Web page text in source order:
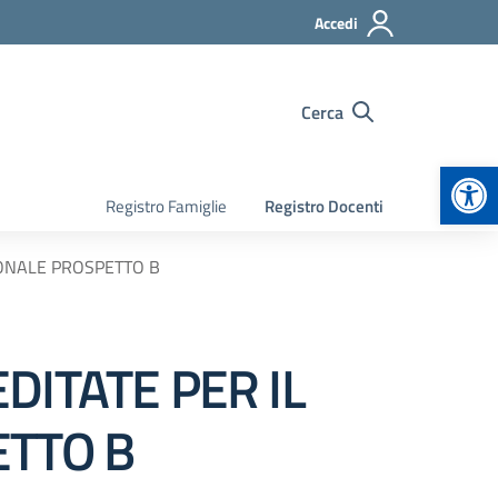
Accedi
Cerca
Registro Famiglie Registro Docenti
PROSPETTO B
PER IL
B